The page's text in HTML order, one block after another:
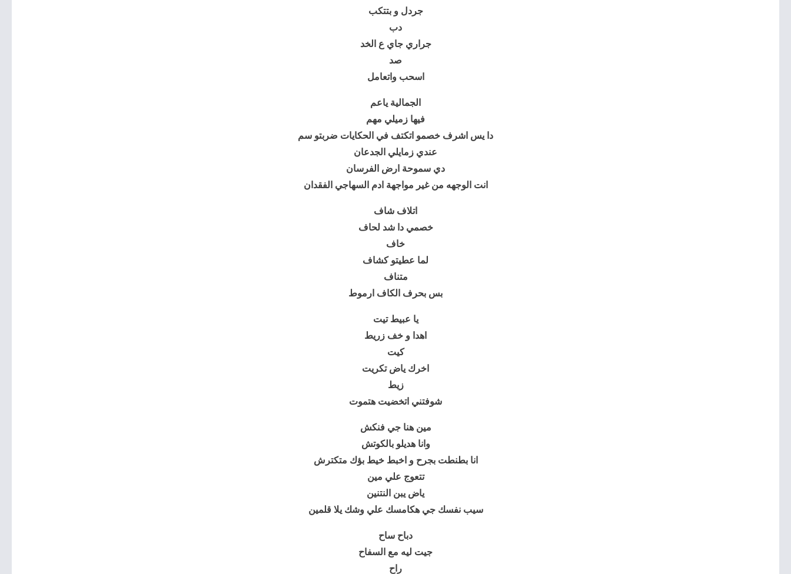
جردل و بتتكب
دب
جراري جاي ع الخد
صد
اسحب واتعامل
الجمالية ياعم
فيها زميلي مهم
دا يس اشرف خصمو اتكتف في الحكايات ضربتو سم
عندي زمايلي الجدعان
دي سموحة ارض الفرسان
انت الوجهه من غير مواجهة ادم السهاجي الفقدان
اتلاف شاف
خصمي دا شد لحاف
خاف
لما عطيتو كشاف
متناف
بس بحرف الكاف ارموط
يا عبيط تيت
اهدا و خف زريط
كيت
اخرك ياض تكريت
زيط
شوفتني اتخضيت هتموت
مين هنا جي فنكش
وانا هديلو بالكوتش
انا بطنطت بجرح و اخبط خيط بؤك متكترش
تتعوج علي مين
ياض يبن النتنين
سيب نفسك جي هكامسك علي وشك يلا قلمين
دباح ساح
جيت ليه مع السفاح
راح